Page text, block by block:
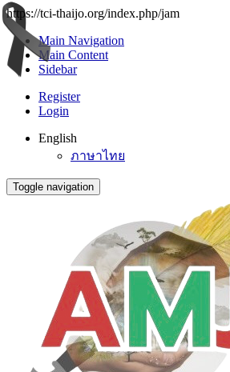
https://tci-thaijo.org/index.php/jam
Main Navigation
Main Content
Sidebar
Register
Login
English
ภาษาไทย
Toggle navigation